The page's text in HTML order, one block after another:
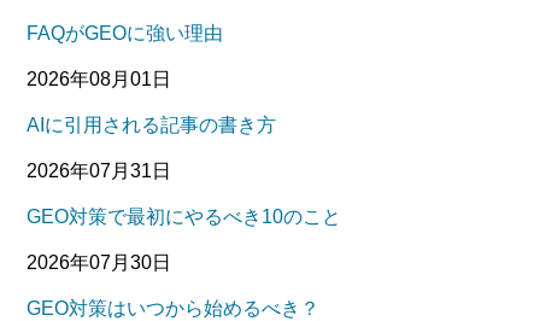
FAQがGEOに強い理由
2026年08月01日
AIに引用される記事の書き方
2026年07月31日
GEO対策で最初にやるべき10のこと
2026年07月30日
GEO対策はいつから始めるべき？